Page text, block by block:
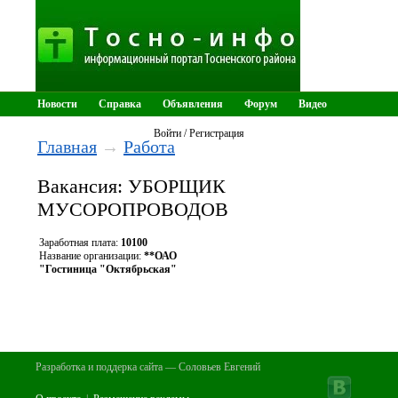
Новости Справка Объявления Форум
Видео
Войти / Регистрация
Главная → Работа
Вакансия: УБОРЩИК
МУСОРОПРОВОДОВ
Заработная плата: 10100
Название организации: **ОАО
"Гостиница "Октябрьская"
Разработка и поддерка сайта — Соловьев Евгений